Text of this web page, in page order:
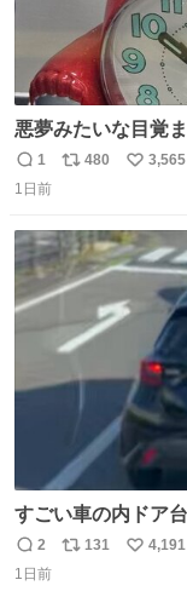
悪夢みたいな目覚
返
信
1
リ
ト
数
480
い
数
3,565
1日前
すごい車の内ドア
ｗｗｗｗｗｗ
返
信
2
リ
131
い
4,191
1日前